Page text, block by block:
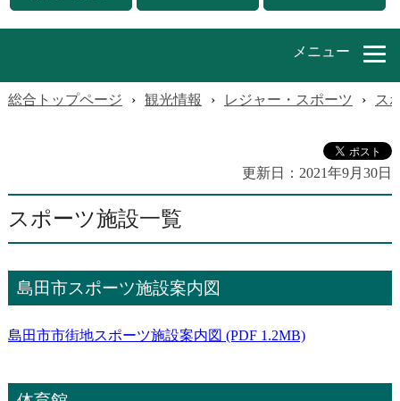
メニュー
総合トップページ › 観光情報 › レジャー・スポーツ › ス
更新日： 2021年9月30日
スポーツ施設一覧
島田市スポーツ施設案内図
島田市市街地スポーツ施設案内図 (PDF 1.2MB)